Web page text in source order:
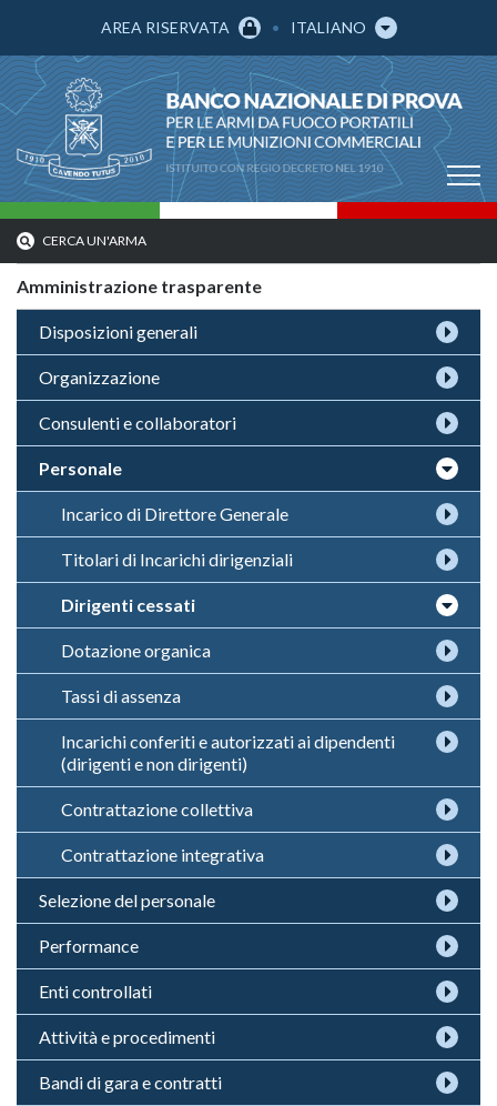
AREA RISERVATA ITALIANO
CERCA UN'ARMA
Amministrazione trasparente
Disposizioni generali
Organizzazione
Consulenti e collaboratori
Personale
Incarico di Direttore Generale
Titolari di Incarichi dirigenziali
Dirigenti cessati
Dotazione organica
Tassi di assenza
Incarichi conferiti e autorizzati ai dipendenti
(dirigenti e non dirigenti)
Contrattazione collettiva
Contrattazione integrativa
Selezione del personale
Performance
Enti controllati
Attività e procedimenti
Bandi di gara e contratti